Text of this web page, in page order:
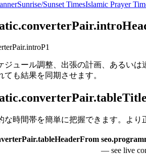
Sunrise/Sunset TimesIslamic Prayer
ジュール調整、出張の計画、あるい
も結果を同期させます。
な時間帯を簡単に把握できます。よ
— see live